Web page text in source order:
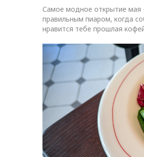
Самое модное открытие мая
правильным пиаром, когда
нравится тебе прошлая